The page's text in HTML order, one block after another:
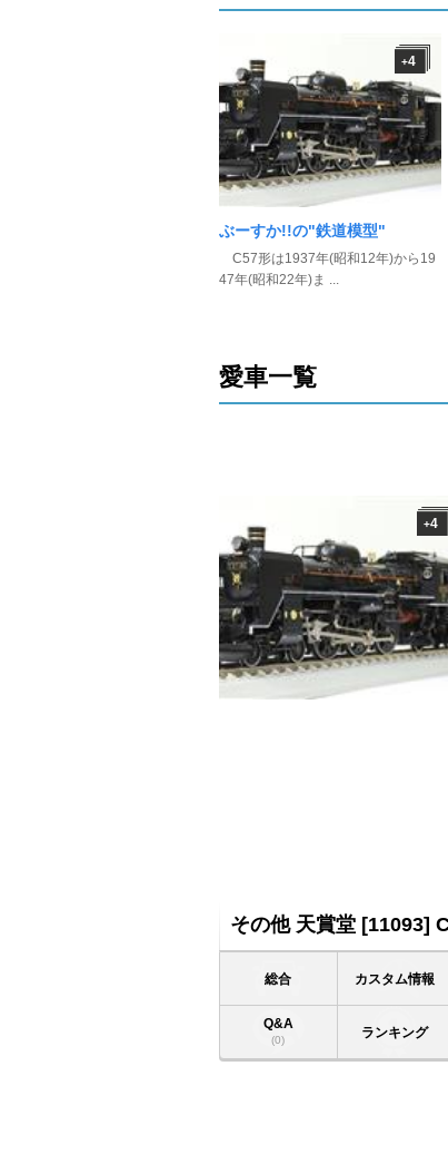
+4
ぶーすか!!の"鉄道模型"
C57形は1937年(昭和12年)から19
47年(昭和22年)ま ...
愛車一覧
+4
その他 天賞堂 [11093]
総合 カスタム情報
Q&A
(0) ランキング